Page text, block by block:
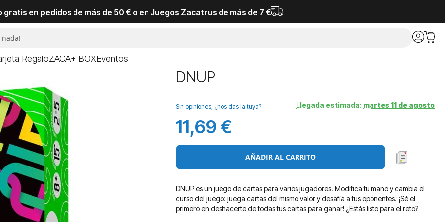
gratis en pedidos de más de 50 € o en Juegos Zacatrus de más de 7 €
RegaloZACA+ BOXEventos
DNUP
Llegada estimada: martes 11 de agosto
Sin opiniones, ¿nos das la tuya?
11,69 €
AÑADIR AL CARRITO
DNUP es un juego de cartas para varios jugadores. Modifica tu mano y cambia el
curso del juego: juega cartas del mismo valor y desafía a tus oponentes. ¡Sé el
primero en deshacerte de todas tus cartas para ganar! ¿Estás listo para el reto?